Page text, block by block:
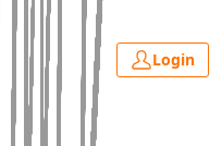
Login